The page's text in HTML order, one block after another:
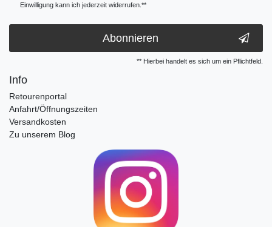
Einwilligung kann ich jederzeit widerrufen.**
Abonnieren
** Hierbei handelt es sich um ein Pflichtfeld.
Info
Retourenportal
Anfahrt/Öffnungszeiten
Versandkosten
Zu unserem Blog